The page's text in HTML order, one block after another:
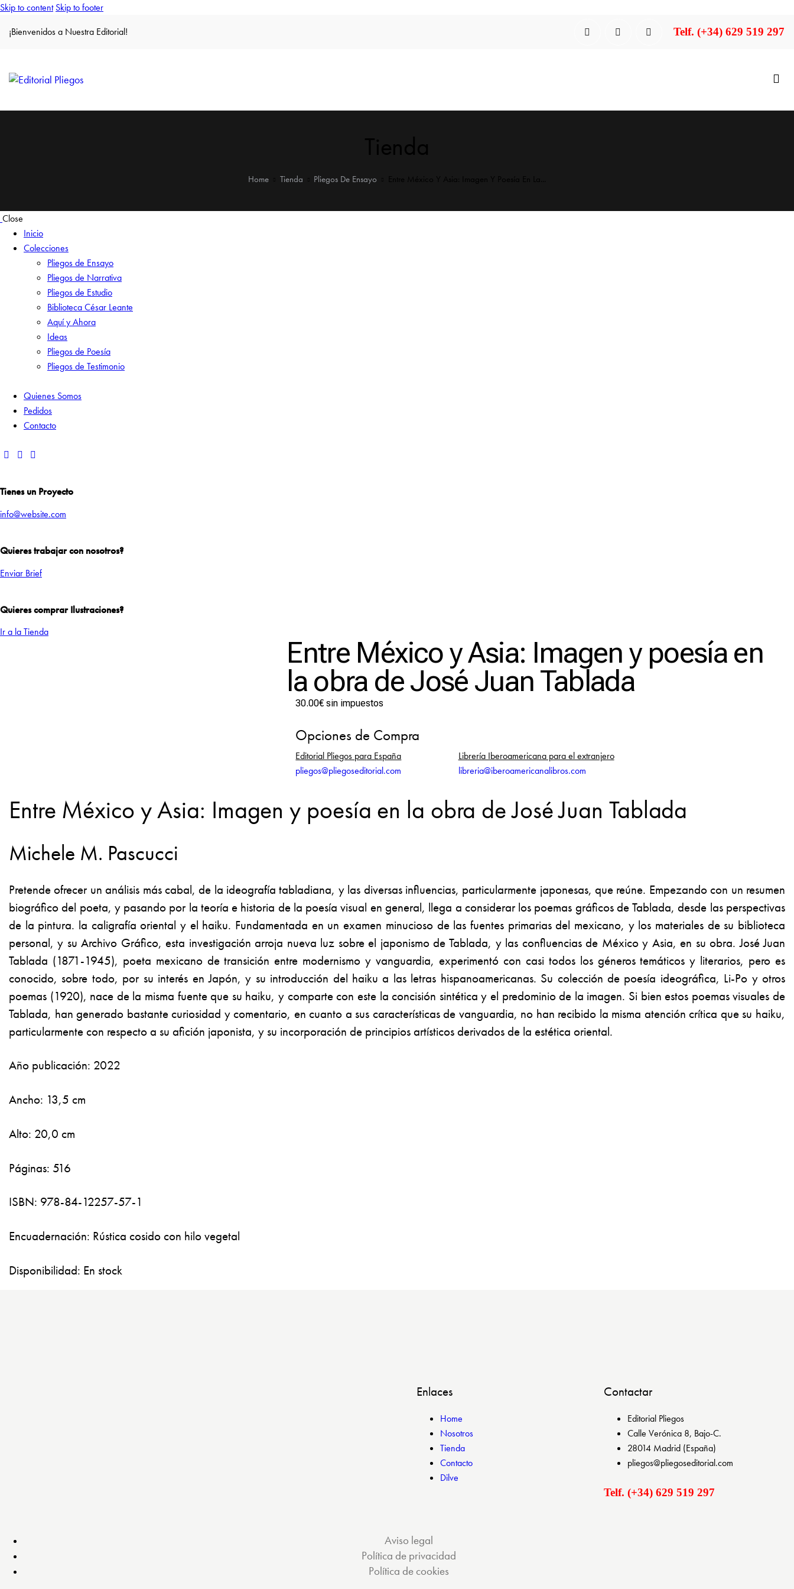
Skip to content Skip to footer
¡Bienvenidos a Nuestra Editorial!
Telf. (+34) 629 519 297
Home Tienda Pliegos De Ensayo
Close
Inicio
Colecciones
Pliegos de Ensayo
Pliegos de Narrativa
Pliegos de Estudio
Biblioteca César Leante
Aquí y Ahora
Ideas
Pliegos de Poesía
Pliegos de Testimonio
Quienes Somos
Pedidos
Contacto
Tienes un Proyecto
info@website.com
Quieres trabajar con nosotros?
Enviar Brief
Quieres comprar Ilustraciones?
Ir a la Tienda
Entre México y Asia: Imagen y poesía en
la obra de José Juan Tablada
30.00€ sin impuestos
Opciones de Compra
Editorial Pliegos para España
pliegos@pliegoseditorial.com
Librería Iberoamericana para el extranjero
libreria@iberoamericanalibros.com
Entre México y Asia: Imagen y poesía en la obra de José Juan Tablada
Michele M. Pascucci
Pretende ofrecer un análisis más cabal, de la ideografía tabladiana, y las diversas influencias, particularmente japonesas, que reúne. Empezando con un resumen
biográfico del poeta, y pasando por la teoría e historia de la poesía visual en general, llega a considerar los poemas gráficos de Tablada, desde las perspectivas
de la pintura. la caligrafía oriental y el haiku. Fundamentada en un examen minucioso de las fuentes primarias del mexicano, y los materiales de su biblioteca
personal, y su Archivo Gráfico, esta investigación arroja nueva luz sobre el japonismo de Tablada, y las confluencias de México y Asia, en su obra. José Juan
Tablada (1871-1945), poeta mexicano de transición entre modernismo y vanguardia, experimentó con casi todos los géneros temáticos y literarios, pero es
conocido, sobre todo, por su interés en Japón, y su introducción del haiku a las letras hispanoamericanas. Su colección de poesía ideográfica, Li-Po y otros
poemas (1920), nace de la misma fuente que su haiku, y comparte con este la concisión sintética y el predominio de la imagen. Si bien estos poemas visuales de
Tablada, han generado bastante curiosidad y comentario, en cuanto a sus características de vanguardia, no han recibido la misma atención crítica que su haiku,
particularmente con respecto a su afición japonista, y su incorporación de principios artísticos derivados de la estética oriental.
Año publicación: 2022
Ancho: 13,5 cm
Alto: 20,0 cm
Páginas: 516
ISBN: 978-84-12257-57-1
Encuadernación: Rústica cosido con hilo vegetal
Disponibilidad: En stock
Enlaces
Home
Nosotros
Tienda
Contacto
Dilve
Contactar
Editorial Pliegos
Calle Verónica 8, Bajo-C.
28014 Madrid (España)
pliegos@pliegoseditorial.com
Telf. (+34) 629 519 297
Aviso legal
Política de privacidad
Política de cookies